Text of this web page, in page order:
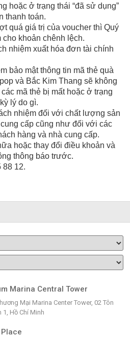
hoặc ở trạng thái “đã sử dụng”
thanh toán.
quá giá trị của voucher thì Quý
cho khoản chênh lệch.
nhiệm xuất hóa đơn tài chính
bảo mật thông tin mã thẻ quà
và Bắc Kim Thang sẽ không
mã thẻ bị mất hoặc ở trạng
lý do gì.
nhiệm đối với chất lượng sản
cấp cũng như đối với các
hàng và nhà cung cấp.
hoặc thay đổi điều khoản và
thông báo trước.
88 12.
Marina Central Tower
Mại Marina Center Tower, 02 Tôn
1, Hồ Chí Minh